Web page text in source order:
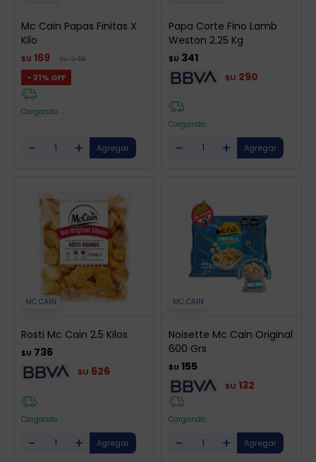
Mc Cain Papas Finitas X
Kilo
$U 169 $U 248
31
Cargando ...
- +
Papa Corte Fino Lamb
Weston 2.25 Kg
$U 341
$U 290
Cargando ...
- +
MC CAIN
Rosti Mc Cain 2.5 Kilos
$U 736
$U 626
Cargando ...
- +
MC CAIN
Noisette Mc Cain Original
600 Grs
$U 155
$U 132
Cargando ...
- +